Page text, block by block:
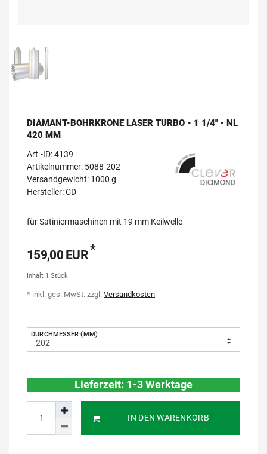
DIAMANT-BOHRKRONE LASER TURBO - 1 1/4'' - NL
420 MM
Art.-ID:4139
Artikelnummer: 5088-202
Versandgewicht: 1000 g
Hersteller:CD
für Satiniermaschinen mit 19 mm Keilwelle
159,00 EUR*
Inhalt 1 Stück
* inkl. ges. MwSt. zzgl. Versandkosten
DURCHMESSER (MM)
Lieferzeit: 1-3 Werktage
IN DEN WARENKORB